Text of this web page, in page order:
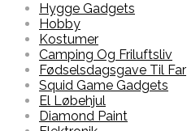
Hygge Gadgets
Hobby
Kostumer
Camping Og Friluftsliv
Fødselsdagsgave Til Far
Squid Game Gadgets
El Løbehjul
Diamond Paint